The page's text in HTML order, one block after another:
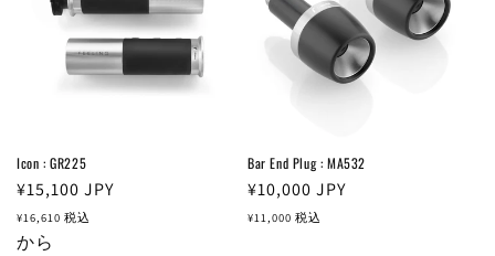
Icon : GR225
通
常
価
¥15,100 JPY
¥16,610 税込
から
Bar End Plug : MA532
通
常
¥10,000 JPY
¥11,000 税込